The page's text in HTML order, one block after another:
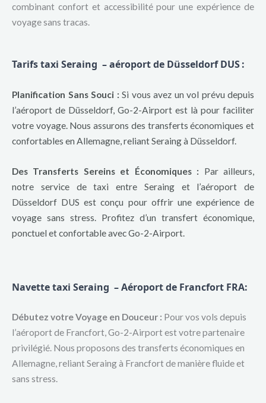
combinant confort et accessibilité pour une expérience de
voyage sans tracas.
Tarifs taxi Seraing – aéroport de Düsseldorf DUS:
Planification Sans Souci : Si vous avez un vol prévu depuis
l’aéroport de Düsseldorf, Go-2-Airport est là pour faciliter
votre voyage. Nous assurons des transferts économiques et
confortables en Allemagne, reliant Seraing à Düsseldorf.
Des Transferts Sereins et Économiques : Par ailleurs,
notre service de taxi entre Seraing et l’aéroport de
Düsseldorf DUS est conçu pour offrir une expérience de
voyage sans stress. Profitez d’un transfert économique,
ponctuel et confortable avec Go-2-Airport.
Navette taxi Seraing – Aéroport de Francfort FRA:
Débutez votre Voyage en Douceur : Pour vos vols depuis
l’aéroport de Francfort, Go-2-Airport est votre partenaire
privilégié. Nous proposons des transferts économiques en
Allemagne, reliant Seraing à Francfort de manière fluide et
sans stress.